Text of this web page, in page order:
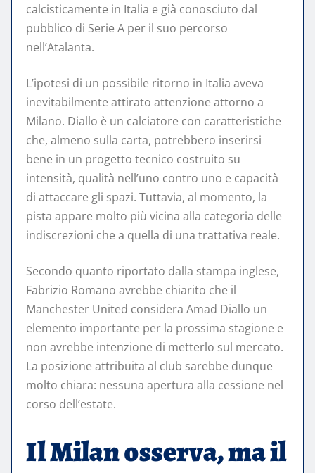
calcisticamente in Italia e già conosciuto dal
pubblico di Serie A per il suo percorso
nell’Atalanta.
L’ipotesi di un possibile ritorno in Italia aveva
inevitabilmente attirato attenzione attorno a
Milano. Diallo è un calciatore con caratteristiche
che, almeno sulla carta, potrebbero inserirsi
bene in un progetto tecnico costruito su
intensità, qualità nell’uno contro uno e capacità
di attaccare gli spazi. Tuttavia, al momento, la
pista appare molto più vicina alla categoria delle
indiscrezioni che a quella di una trattativa reale.
Secondo quanto riportato dalla stampa inglese,
Fabrizio Romano avrebbe chiarito che il
Manchester United considera Amad Diallo un
elemento importante per la prossima stagione e
non avrebbe intenzione di metterlo sul mercato.
La posizione attribuita al club sarebbe dunque
molto chiara: nessuna apertura alla cessione nel
corso dell’estate.
Il Milan osserva, ma il